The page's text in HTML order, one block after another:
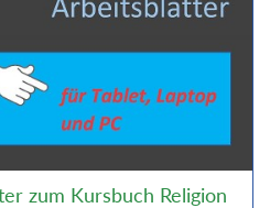
zum Kursbuch Religion